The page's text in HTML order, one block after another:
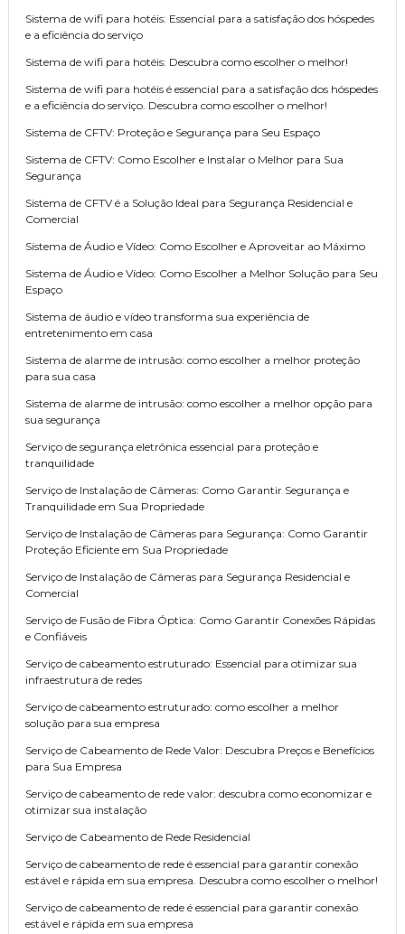
Sistema de wifi para hotéis: Essencial para a satisfação dos hóspedes
e a eficiência do serviço
Sistema de wifi para hotéis: Descubra como escolher o melhor!
Sistema de wifi para hotéis é essencial para a satisfação dos hóspedes
e a eficiência do serviço. Descubra como escolher o melhor!
Sistema de CFTV: Proteção e Segurança para Seu Espaço
Sistema de CFTV: Como Escolher e Instalar o Melhor para Sua
Segurança
Sistema de CFTV é a Solução Ideal para Segurança Residencial e
Comercial
Sistema de Áudio e Vídeo: Como Escolher e Aproveitar ao Máximo
Sistema de Áudio e Vídeo: Como Escolher a Melhor Solução para Seu
Espaço
Sistema de áudio e vídeo transforma sua experiência de
entretenimento em casa
Sistema de alarme de intrusão: como escolher a melhor proteção
para sua casa
Sistema de alarme de intrusão: como escolher a melhor opção para
sua segurança
Serviço de segurança eletrônica essencial para proteção e
tranquilidade
Serviço de Instalação de Câmeras: Como Garantir Segurança e
Tranquilidade em Sua Propriedade
Serviço de Instalação de Câmeras para Segurança: Como Garantir
Proteção Eficiente em Sua Propriedade
Serviço de Instalação de Câmeras para Segurança Residencial e
Comercial
Serviço de Fusão de Fibra Óptica: Como Garantir Conexões Rápidas
e Confiáveis
Serviço de cabeamento estruturado: Essencial para otimizar sua
infraestrutura de redes
Serviço de cabeamento estruturado: como escolher a melhor
solução para sua empresa
Serviço de Cabeamento de Rede Valor: Descubra Preços e Benefícios
para Sua Empresa
Serviço de cabeamento de rede valor: descubra como economizar e
otimizar sua instalação
Serviço de Cabeamento de Rede Residencial
Serviço de cabeamento de rede é essencial para garantir conexão
estável e rápida em sua empresa. Descubra como escolher o melhor!
Serviço de cabeamento de rede é essencial para garantir conexão
estável e rápida em sua empresa